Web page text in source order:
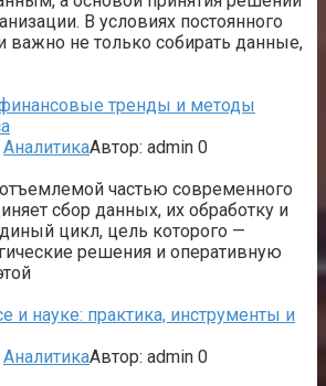
В условиях постоянного
важно не только собирать данные,
тренды и методы
АналитикаАвтор: admin 0
частью современного
сбор данных, их обработку и
цикл, цель которого —
решения и оперативную
и науке: практика, инструменты и
АналитикаАвтор: admin 0